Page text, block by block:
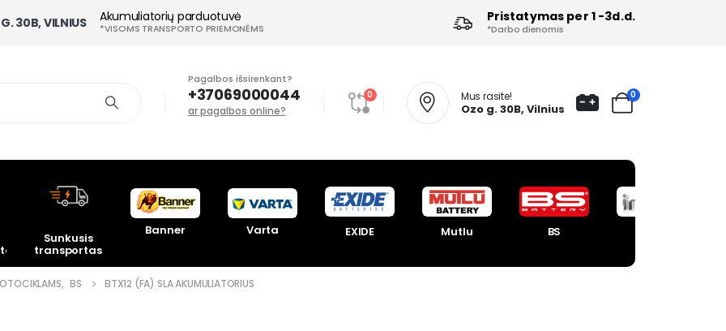
30B, VILNIUS Akumuliatorių parduotuvė
*VISOMS TRANSPORTO PRIEMONĖMS
Pristatymas per 1 -3d.d.
*Darbo dienomis
Pagalbos išsirenkant?
+37069000044
ar pagalbos online?
0 Mus rasite!
Ozo g. 30B, Vilnius
0
Sunkusis
transportas
Banner Varta EXIDE Mutlu BS
, BS BTX12 (FA) SLA AKUMULIATORIUS